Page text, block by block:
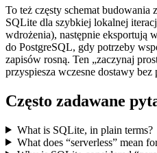
To też częsty schemat budowania
SQLite dla szybkiej lokalnej
wdrożenia), następnie eksportują
do PostgreSQL, gdy potrzeby
zapisów rosną. Ten „zaczynaj
przyspiesza wczesne dostawy
Często zadawane
What is SQLite, in plain terms?
What does “serverless” mean